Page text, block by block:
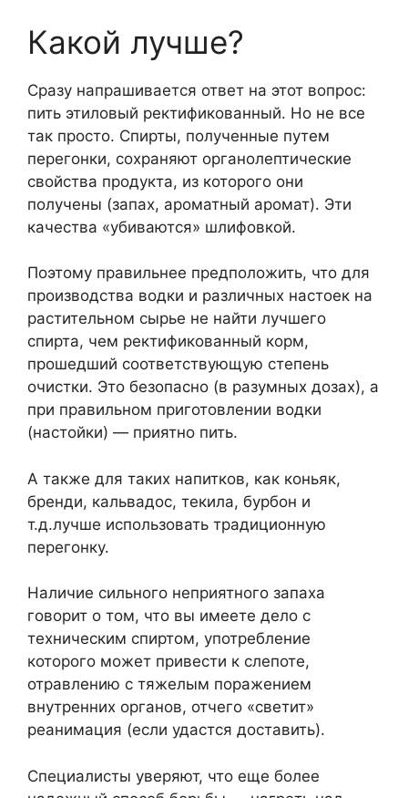
Какой лучше?
Сразу напрашивается ответ на этот вопрос:
пить этиловый ректификованный. Но не все
так просто. Спирты, полученные путем
перегонки, сохраняют органолептические
свойства продукта, из которого они
получены (запах, ароматный аромат). Эти
качества «убиваются» шлифовкой.
Поэтому правильнее предположить, что для
производства водки и различных настоек на
растительном сырье не найти лучшего
спирта, чем ректификованный корм,
прошедший соответствующую степень
очистки. Это безопасно (в разумных дозах), а
при правильном приготовлении водки
(настойки) — приятно пить.
А также для таких напитков, как коньяк,
бренди, кальвадос, текила, бурбон и
т.д.лучше использовать традиционную
перегонку.
Наличие сильного неприятного запаха
говорит о том, что вы имеете дело с
техническим спиртом, употребление
которого может привести к слепоте,
отравлению с тяжелым поражением
внутренних органов, отчего «светит»
реанимация (если удастся доставить).
Специалисты уверяют, что еще более